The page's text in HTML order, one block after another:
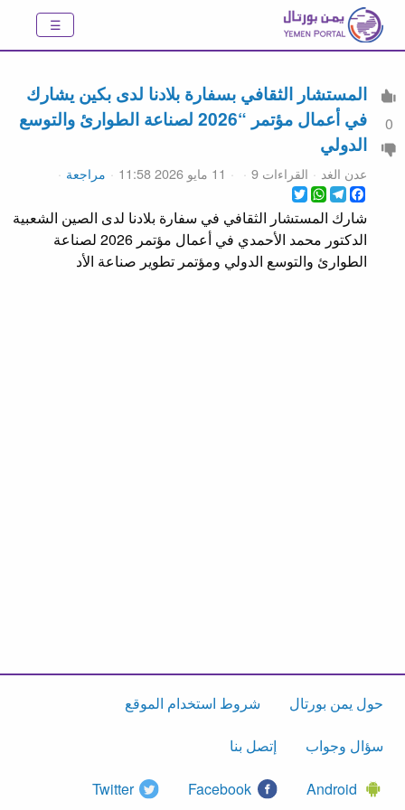
0
المستشار الثقافي بسفارة بلادنا لدى بكين يشارك
في أعمال مؤتمر “2026 لصناعة الطوارئ والتوسع
الدولي
عدن الغد القراءات 9 11 مايو 2026 11:58
مراجعة
Twitter
WhatsApp
Telegram
Facebook
شارك المستشار الثقافي في سفارة بلادنا لدى الصين الشعبية
الدكتور محمد الأحمدي في أعمال مؤتمر 2026 لصناعة
الطوارئ والتوسع الدولي ومؤتمر تطوير صناعة الأد
حول يمن بورتال شروط استخدام الموقع
سؤال وجواب إتصل بنا
Android
Facebook
Twitter